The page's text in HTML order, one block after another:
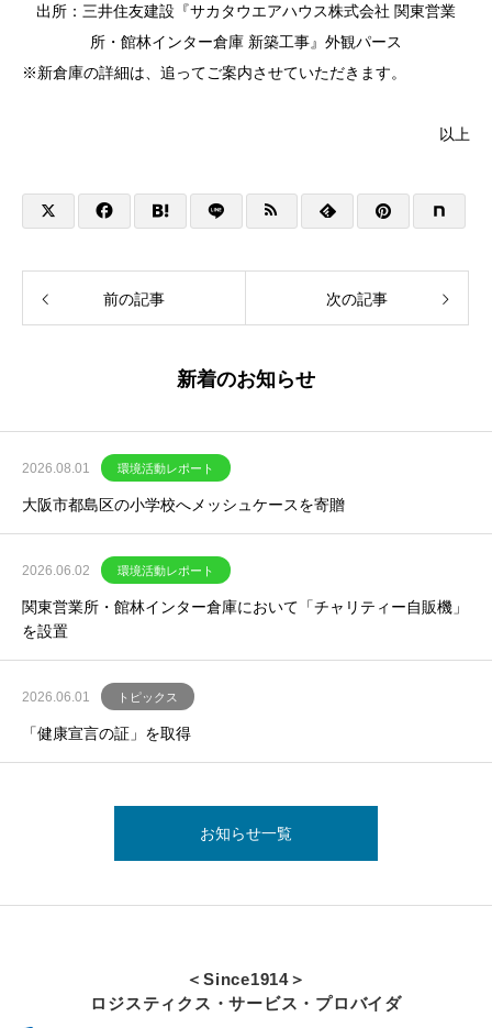
出所：三井住友建設『サカタウエアハウス株式会社 関東営業
所・館林インター倉庫 新築工事』外観パース
※新倉庫の詳細は、追ってご案内させていただきます。
以上
前の記事 次の記事
新着のお知らせ
2026.08.01 環境活動レポート
大阪市都島区の小学校へメッシュケースを寄贈
2026.06.02 環境活動レポート
関東営業所・館林インター倉庫において「チャリティー自販機」
を設置
2026.06.01 トピックス
「健康宣言の証」を取得
お知らせ一覧
＜Since1914＞
ロジスティクス・サービス・プロバイダ